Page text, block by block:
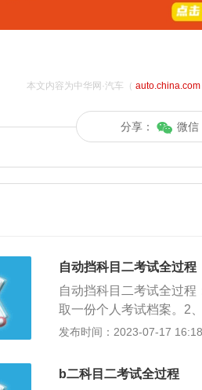
本文内容为中华网·汽车（ auto.china.com
分享： 微信
自动挡科目二考试全过程
自动挡科目二考试全过
取一份个人考试档案。2
期间，学员可以留意电子
稍等一会。没人考试的话
发布时间：2023-07-17
b二科目二考试全过程